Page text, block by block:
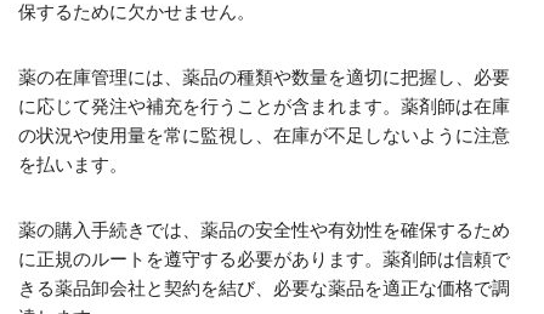
保するために欠かせません。
薬の在庫管理には、薬品の種類や数量を適切に把握し、必要
に応じて発注や補充を行うことが含まれます。薬剤師は在庫
の状況や使用量を常に監視し、在庫が不足しないように注意
を払います。
薬の購入手続きでは、薬品の安全性や有効性を確保するため
に正規のルートを遵守する必要があります。薬剤師は信頼で
きる薬品卸会社と契約を結び、必要な薬品を適正な価格で調